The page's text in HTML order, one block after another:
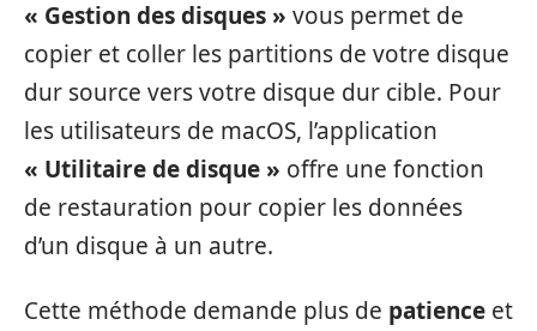
« Gestion des disques » vous permet de
copier et coller les partitions de votre disque
dur source vers votre disque dur cible. Pour
les utilisateurs de macOS, l’application
« Utilitaire de disque » offre une fonction
de restauration pour copier les données
d’un disque à un autre.
Cette méthode demande plus de patience et